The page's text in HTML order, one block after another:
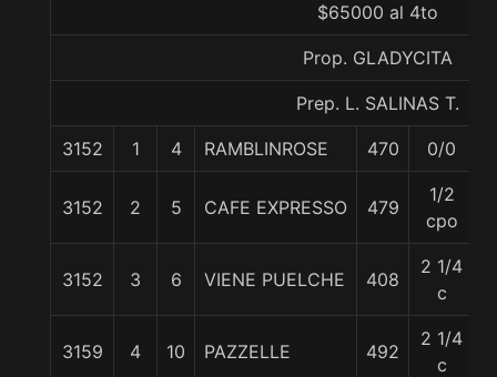
$65000 al 4to
Prop. GLADYCITA
Prep. L. SALINAS T.
3152 1 4 RAMBLINROSE 470 0/0
3152 2 5 CAFE EXPRESSO 479
1/2
cpo
3152 3 6 VIENE PUELCHE 408
2 1/4
c
3159 4 10 PAZZELLE 492
2 1/4
c